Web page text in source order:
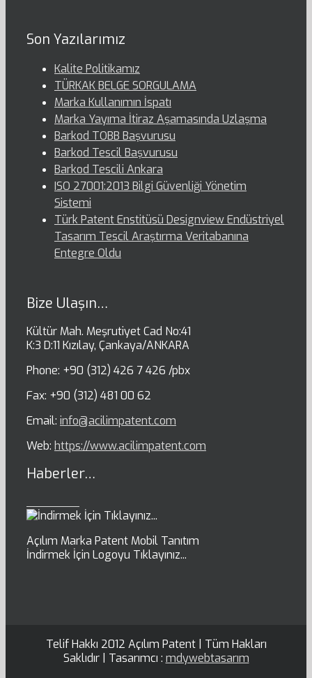
Son Yazılarımız
Kalite Politikamız
TÜRKAK BELGE SORGULAMA
Marka Kullanımın İspatı
Marka Yayıma İtiraz Aşamasında Uzlaşma
Barkod TOBB Başvurusu
Barkod Tescil Başvurusu
Barkod Tescili Ankara
ISO 27001:2013 Bilgi Güvenliği Yönetim
Sistemi
Türk Patent Enstitüsü Designview Endüstriyel
Tasarım Tescil Araştırma Veritabanına
Entegre Oldu
Bize Ulaşın…
Kültür Mah. Meşrutiyet Cad No:41
K:3 D:11 Kızılay, Çankaya/ANKARA
Phone: +90 (312) 426 7 426 /pbx
Fax: +90 (312) 481 00 62
Email: info@acilimpatent.com
Web: https://www.acilimpatent.com
Haberler…
Açılım Marka Patent Mobil Tanıtım
İndirmek İçin Logoyu Tıklayınız...
Telif Hakkı 2012 Açılım Patent | Tüm Hakları
Saklıdır | Tasarımcı : mdywebtasarım